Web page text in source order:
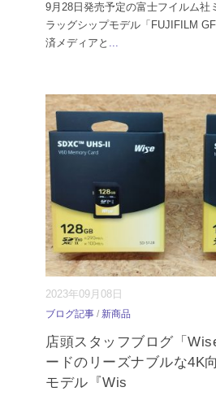
9月28日発売予定の富士フイルム社
ラッグシップモデル「FUJIFILM
済メディアと ...
2023年09月08日
ブログ記事 / 新商品
店頭スタッフブログ「
ードのリーズナブルな4K
モデル『Wis